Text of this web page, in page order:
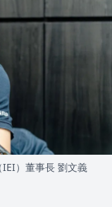
）董事長 劉文義